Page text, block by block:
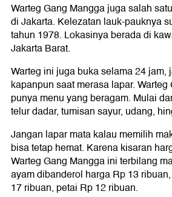
Warteg Gang Mangga juga salah
di Jakarta. Kelezatan lauk-pauknya
tahun 1978. Lokasinya berada di
Jakarta Barat.
Warteg ini juga buka selama 24
kapanpun saat merasa lapar.
punya menu yang beragam. Mulai
telur dadar, tumisan sayur, udang,
Jangan lapar mata kalau memilih
bisa tetap hemat. Karena kisaran
Warteg Gang Mangga ini terbilang
ayam dibanderol harga Rp 13
17 ribuan, petai Rp 12 ribuan.